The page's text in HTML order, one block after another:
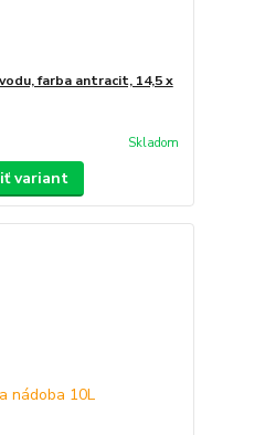
farba antracit, 14,5 x
Skladom
variant